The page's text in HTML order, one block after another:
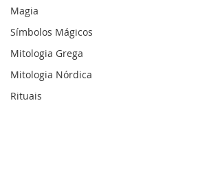
Magia
Símbolos Mágicos
Mitologia Grega
Mitologia Nórdica
Rituais